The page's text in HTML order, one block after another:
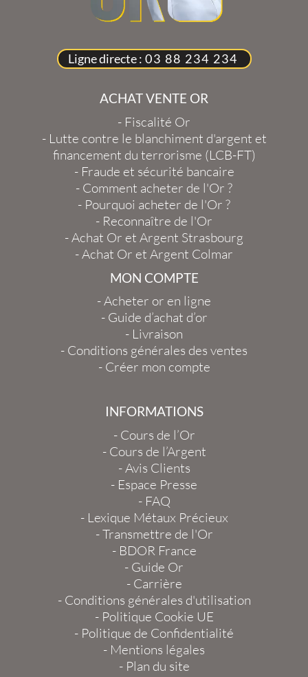
Ligne directe : 03 88 234 234
ACHAT VENTE OR
- Fiscalité Or
- Lutte contre le blanchiment d'argent et
financement du terrorisme (LCB-FT)
- Fraude et sécurité bancaire
- Comment acheter de l'Or ?
- Pourquoi acheter de l'Or ?
- Reconnaître de l'Or
-Achat Or et Argent Strasbourg
-Achat Or et Argent Colmar
MON COMPTE
-Acheter or en ligne
- Guide d’achat d’or
- Livraison
- Conditions générales des ventes
- Créer mon compte
INFORMATIONS
- Cours de l’Or
- Cours de l’Argent
-Avis Clients
- Espace Presse
- FAQ
- Lexique Métaux Précieux
-Transmettre de l'Or
- BDOR France
- Guide Or
- Carrière
- Conditions générales d'utilisation
- Politique Cookie UE
- Politique de Confidentialité
- Mentions légales
- Plan du site